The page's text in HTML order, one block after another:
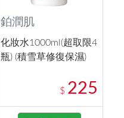
鉑潤肌
化妝水1000ml(超取限4
瓶) (積雪草修復保濕)
$ 225